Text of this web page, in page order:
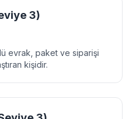
3)
evrak, paket ve siparişi
kişidir.